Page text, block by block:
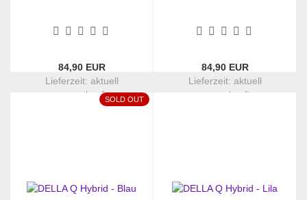
84,90 EUR
Lieferzeit: aktuell
ausverkauft
84,90 EUR
Lieferzeit: aktuell
ausverkauft
SOLD OUT